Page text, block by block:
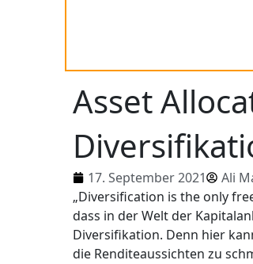
Asset
17. September 2021
Ali
„Diversification is the only
dass in der Welt der
Diversifikation. Denn hier
die Renditeaussichten zu